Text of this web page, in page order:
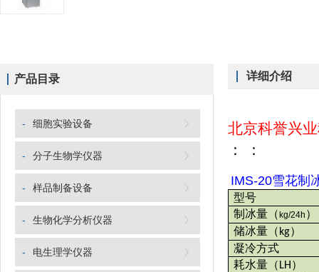
产品目录
- 细胞实验设备
- 分子生物学仪器
- 样品制备设备
- 生物化学分析仪器
- 电生理学仪器
详细介绍
北京科誉兴
：
：
IMS-20雪花制
型号
制冰量 （kg/24h ）
储冰量 （ kg）
凝冷方式
耗水量 （ LH ）